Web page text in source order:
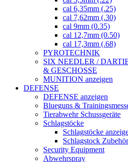
cal 6,35mm (.25)
cal 7,62mm (.30)
cal 9mm (0.35)
cal 12,7mm (0.50)
cal 17,3mm (.68)
PYROTECHNIK
SIX NEEDLER /
& GESCHOSSE
MUNITION anzeigen
DEFENSE
DEFENSE anzeigen
Blueguns &
Tierabwehr Schussgeräte
Schlagstöcke
Schlagstöcke
Schlagstock Zubehör
Security Equipment
Abwehrspray